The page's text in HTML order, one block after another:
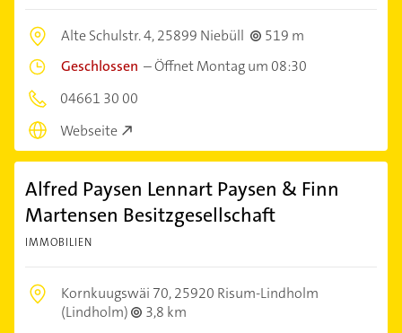
Alte Schulstr. 4,25899 Niebüll
519 m
Geschlossen –Öffnet Montag um 08:30
04661 30 00
Webseite
Alfred Paysen Lennart Paysen & Finn
Martensen Besitzgesellschaft
IMMOBILIEN
Kornkuugswäi 70,25920 Risum-Lindholm
(Lindholm)
3,8 km